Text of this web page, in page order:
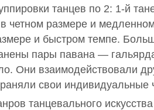
танцев по 2: 1-й
четном размере и
и быстром темпе.
пары павана —
Они взаимодействовали
свои индивидуальные
танцевального